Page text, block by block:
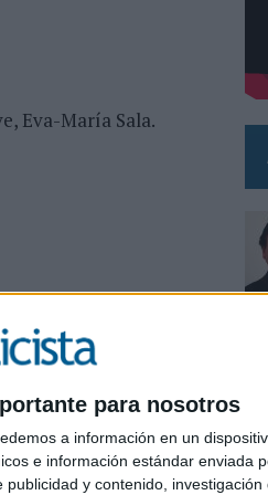
para nosotros
a información en un
e información estándar enviada
y contenido, investigación
Eva-María Sala.
03/